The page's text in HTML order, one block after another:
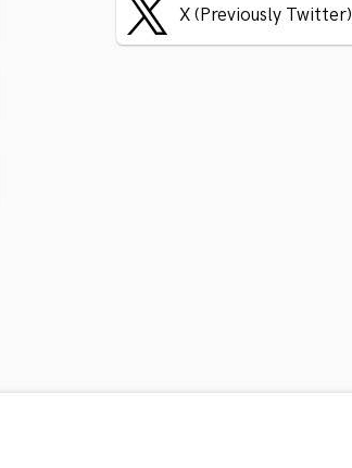
X (Previously Twitter)